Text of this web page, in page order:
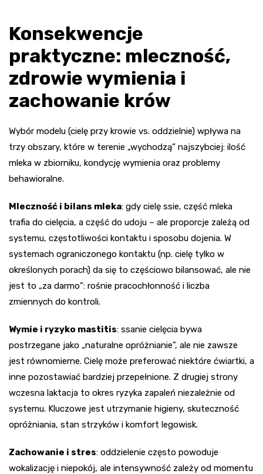
Konsekwencje
praktyczne: mleczność,
zdrowie wymienia i
zachowanie krów
Wybór modelu (cielę przy krowie vs. oddzielnie) wpływa na
trzy obszary, które w terenie „wychodzą” najszybciej: ilość
mleka w zbiorniku, kondycję wymienia oraz problemy
behawioralne.
Mleczność i bilans mleka: gdy cielę ssie, część mleka
trafia do cielęcia, a część do udoju – ale proporcje zależą od
systemu, częstotliwości kontaktu i sposobu dojenia. W
systemach ograniczonego kontaktu (np. cielę tylko w
określonych porach) da się to częściowo bilansować, ale nie
jest to „za darmo”: rośnie pracochłonność i liczba
zmiennych do kontroli.
Wymie i ryzyko mastitis: ssanie cielęcia bywa
postrzegane jako „naturalne opróżnianie”, ale nie zawsze
jest równomierne. Cielę może preferować niektóre ćwiartki, a
inne pozostawiać bardziej przepełnione. Z drugiej strony
wczesna laktacja to okres ryzyka zapaleń niezależnie od
systemu. Kluczowe jest utrzymanie higieny, skuteczność
opróżniania, stan strzyków i komfort legowisk.
Zachowanie i stres: oddzielenie często powoduje
wokalizację i niepokój, ale intensywność zależy od momentu